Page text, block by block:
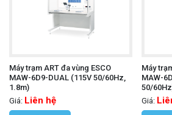
Máy trạm ART đa vùng ESCO
MAW-6D9-DUAL (115V 50/60Hz,
1.8m)
Giá: Liên hệ
Máy
MAW-
50/
Giá: